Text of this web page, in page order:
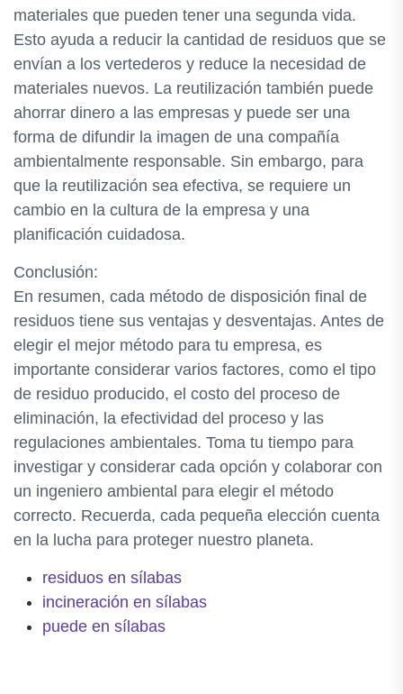
materiales que pueden tener una segunda vida.
Esto ayuda a reducir la cantidad de residuos que se
envían a los vertederos y reduce la necesidad de
materiales nuevos. La reutilización también puede
ahorrar dinero a las empresas y puede ser una
forma de difundir la imagen de una compañía
ambientalmente responsable. Sin embargo, para
que la reutilización sea efectiva, se requiere un
cambio en la cultura de la empresa y una
planificación cuidadosa.
Conclusión:
En resumen, cada método de disposición final de
residuos tiene sus ventajas y desventajas. Antes de
elegir el mejor método para tu empresa, es
importante considerar varios factores, como el tipo
de residuo producido, el costo del proceso de
eliminación, la efectividad del proceso y las
regulaciones ambientales. Toma tu tiempo para
investigar y considerar cada opción y colaborar con
un ingeniero ambiental para elegir el método
correcto. Recuerda, cada pequeña elección cuenta
en la lucha para proteger nuestro planeta.
residuos en sílabas
incineración en sílabas
puede en sílabas